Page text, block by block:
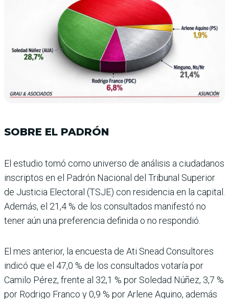
SOBRE EL PADRÓN
El estudio tomó como universo de análisis a ciudadanos
ins­criptos en el Padrón Nacio­nal del Tribunal Superior
de Justicia Electoral (TSJE) con residencia en la capi­tal.
Además, el 21,4 % de los consultados manifestó no
tener aún una preferencia definida o no respondió.
El mes anterior, la encuesta de Ati Snead Consultores
indicó que el 47,0 % de los consultados votaría por
Camilo Pérez, frente al 32,1 % por Soledad Núñez, 3,7 %
por Rodrigo Franco y 0,9 % por Arlene Aquino, además